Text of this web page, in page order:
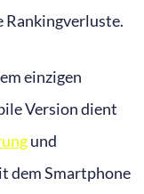
einzigen
Version dient
und
dem Smartphone